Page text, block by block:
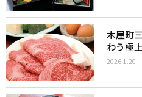
木屋町
わう極
2026.1.20